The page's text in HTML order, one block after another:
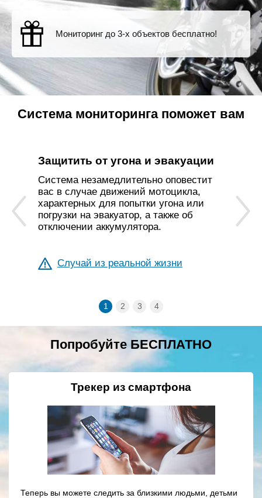
Мониторинг до 3-х объектов бесплатно!
Система мониторинга поможет вам
Защитить от угона и эвакуации
Система незамедлительно оповестит
вас в случае движений мотоцикла,
характерных для попытки угона или
погрузки на эвакуатор, а также об
отключении аккумулятора.
Случай из реальной жизни
Попробуйте БЕСПЛАТНО
Трекер из смартфона
Теперь вы можете следить за близкими людьми, детьми